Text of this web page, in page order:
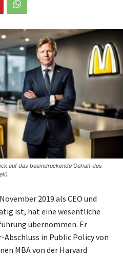
auf das beeindruckende Gehalt des
2019 als CEO und
ist, hat eine wesentliche
übernommen. Er
in Public Policy von
MBA von der Harvard